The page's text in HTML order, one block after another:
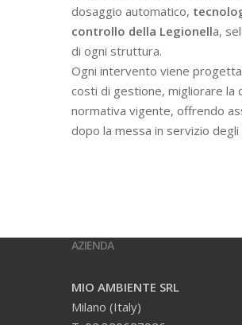
dosaggio automatico,
controllo della Legionella,
di ogni struttura.
Ogni intervento viene
costi di gestione, migliorare la
normativa vigente, offrendo
dopo la messa in servizio degli
AZIENDA
MIO AMBIENTE SRL
Milano (Italy)